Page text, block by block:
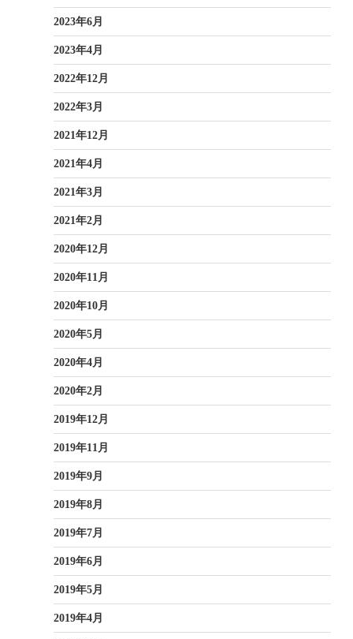
2023年6月
2023年4月
2022年12月
2022年3月
2021年12月
2021年4月
2021年3月
2021年2月
2020年12月
2020年11月
2020年10月
2020年5月
2020年4月
2020年2月
2019年12月
2019年11月
2019年9月
2019年8月
2019年7月
2019年6月
2019年5月
2019年4月